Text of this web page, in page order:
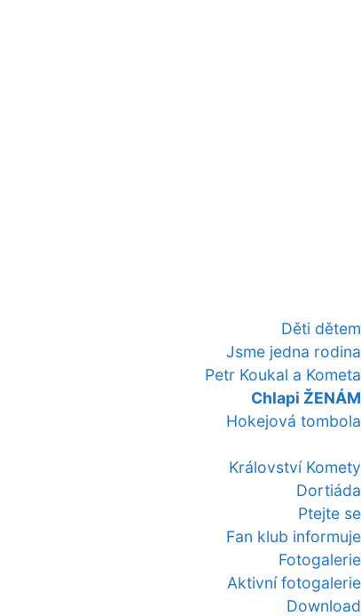
Děti dětem
Jsme jedna rodina
Petr Koukal a Kometa
Chlapi ŽENÁM
Hokejová tombola
Království Komety
Dortiáda
Ptejte se
Fan klub informuje
Fotogalerie
Aktivní fotogalerie
Download